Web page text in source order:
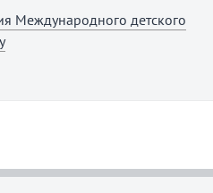
Международного детского